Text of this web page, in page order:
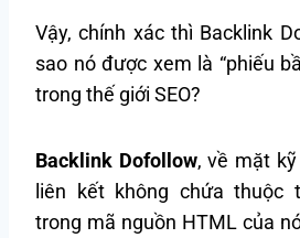
Vậy, chính xác thì Backlink
sao nó được xem là “phiếu
trong thế giới SEO?
Backlink Dofollow, về mặt
liên kết không chứa thuộc
trong mã nguồn HTML của